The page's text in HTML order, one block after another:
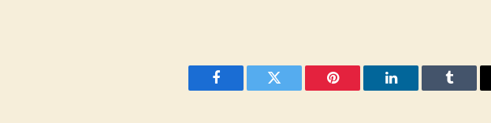
Facebook Twitter Pinterest LinkedIn Tumblr